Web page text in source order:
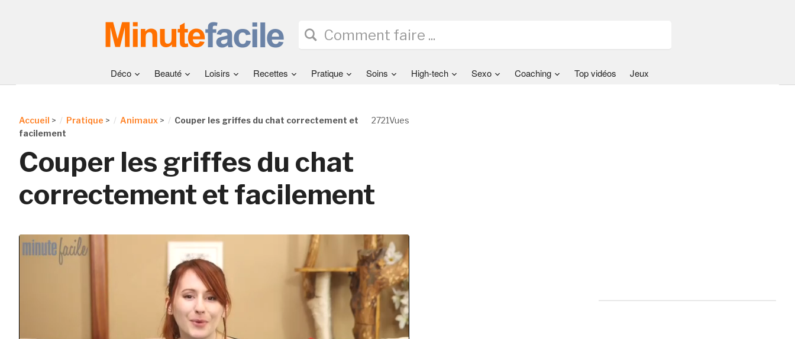
Déco Beauté Loisirs Recettes Pratique Soins High-tech Sexo Coaching Top vidéos Jeux
2721Vues
Accueil > Pratique > Animaux>
Couper les griffes du chat correctement et
facilement
Couper les griffes du chat
correctement et facilement